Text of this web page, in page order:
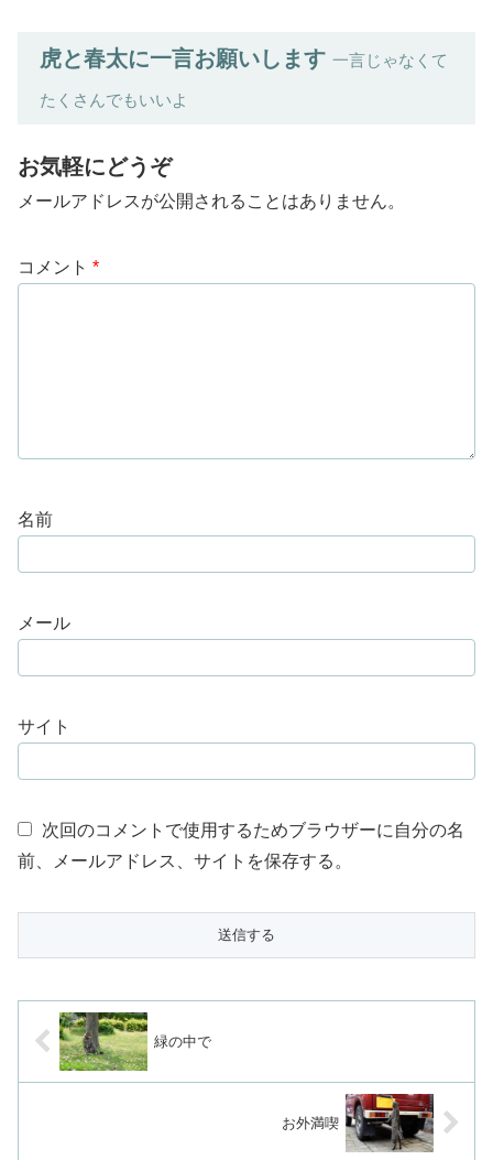
虎と春太に一言お願いします 一言じゃなくて
たくさんでもいいよ
お気軽にどうぞ
メールアドレスが公開されることはありません。
コメント *
名前
メール
サイト
次回のコメントで使用するためブラウザーに自分の名
前、メールアドレス、サイトを保存する。
緑の中で
お外満喫